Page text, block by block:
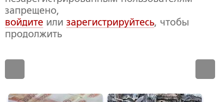
запрещено,
войдите или зарегистрируйтесь, чтобы
продолжить